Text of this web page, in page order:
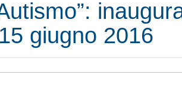
giugno 2016